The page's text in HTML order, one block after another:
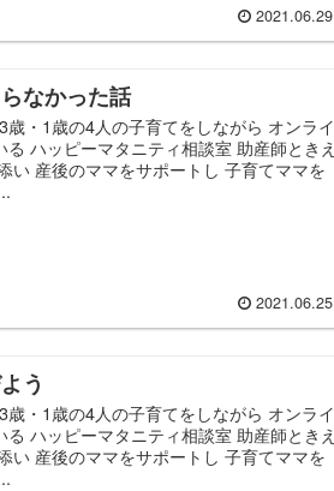
2021.06.29
なかった話
・1歳の4人の子育てをしながら オンライ
ハッピーマタニティ相談室 助産師ときえ
い 産後のママをサポートし 子育てママを
2021.06.25
う
・1歳の4人の子育てをしながら オンライ
ハッピーマタニティ相談室 助産師ときえ
い 産後のママをサポートし 子育てママを